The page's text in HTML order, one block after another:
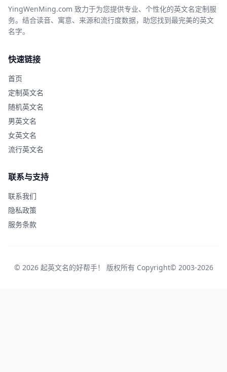
YingWenMing.com 致力于为您提供专业、个性化的英文名定制服
务。结合读音、寓意、来源和流行度数据，助您找到最完美的英文
名字。
快速链接
首页
定制英文名
随机英文名
男英文名
女英文名
流行英文名
联系与支持
联系我们
隐私政策
服务条款
© 2026 起英文名的好帮手！ 版权所有 Copyright© 2003-2026